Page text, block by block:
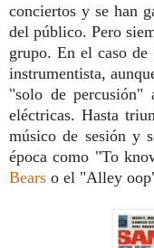
conciertos y se han
del público. Pero
grupo. En el caso
instrumentista,
"solo de percusión"
eléctricas. Hasta
músico de sesión y
época como "To
Bears o el "Alley